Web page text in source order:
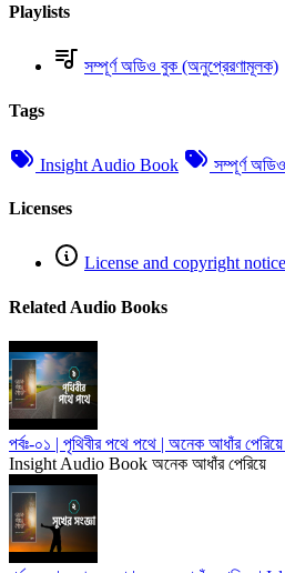
Playlists
সম্পূর্ণ অডিও বুক (অনুপ্রেরণামূলক)
Tags
Insight Audio Book সম্পূর্ণ
Licenses
License and copyright notice
Related Audio Books
পর্বঃ-০১ | পৃথিবীর পথে পথে | অনেক আধাঁর
Insight Audio Book অনেক আধাঁর পেরিয়ে